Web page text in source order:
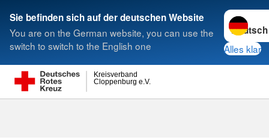
Sie befinden sich auf der deutschen Website
You are on the German website, you can use the
switch to switch to the English one
Sprache
Alles klar
Cloppenburg e.V.
Kreisverband
Suche